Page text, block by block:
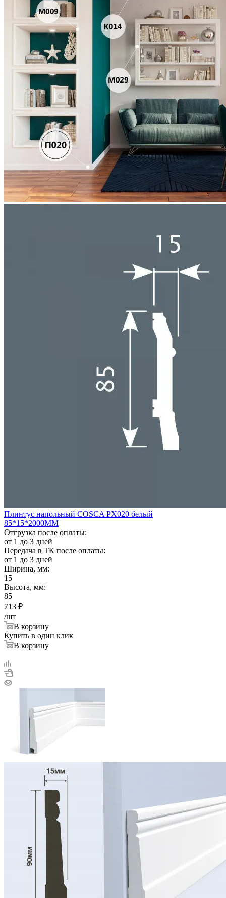
Плинтус напольный COSCA PX020 белый
85*15*2000ММ
Отгрузка после оплаты:
от 1 до 3 дней
Передача в ТК после оплаты:
от 1 до 3 дней
Ширина, мм:
15
Высота, мм:
85
713 ₽
/шт
В корзину
Купить в один клик
В корзину